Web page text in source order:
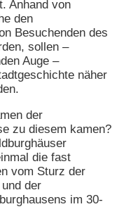
Anhand von
den
Besuchenden des
sollen –
Auge –
näher
der
zu diesem kamen?
die fast
vom Sturz der
der
im 30-